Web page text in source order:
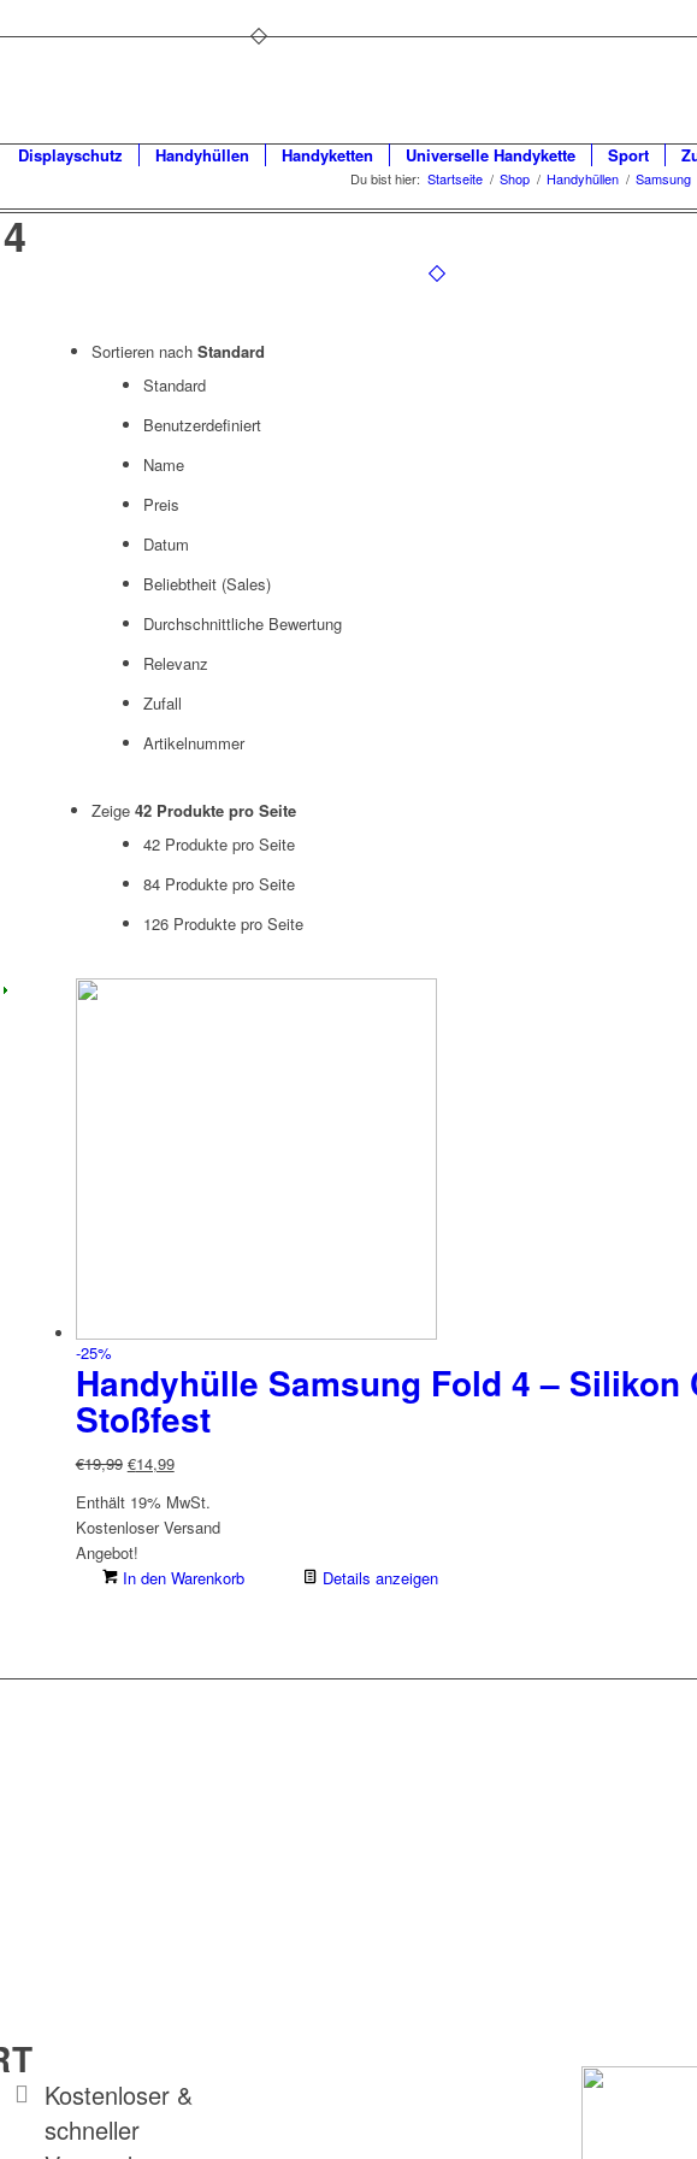
Displayschutz Handyhüllen Handyketten Universelle Handykette Sport
Du bist hier: Startseite / Shop / Handyhüllen / Samsung
Sortieren nach Standard
Standard
Benutzerdefiniert
Name
Preis
Datum
Beliebtheit (Sales)
Durchschnittliche Bewertung
Relevanz
Zufall
Artikelnummer
Zeige 42 Produkte pro Seite
42 Produkte pro Seite
84 Produkte pro Seite
126 Produkte pro Seite
-25%
Handyhülle Samsung Fold 4 – Silikon
Stoßfest
€19,99 Ursprünglicher
war:
€19,99
€14,99Aktueller
ist:
€14,99.
Enthält 19% MwSt.
Kostenloser Versand
Angebot!
In den Warenkorb
Details anzeigen
Kostenloser &
schneller